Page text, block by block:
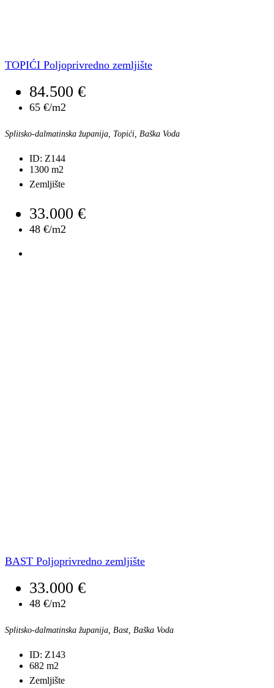
TOPIĆI Poljoprivredno zemljište
84.500 €
65 €/m2
Splitsko-dalmatinska županija, Topići, Baška Voda
ID: Z144
1300 m2
Zemljište
33.000 €
48 €/m2
BAST Poljoprivredno zemljište
33.000 €
48 €/m2
Splitsko-dalmatinska županija, Bast, Baška Voda
ID: Z143
682 m2
Zemljište